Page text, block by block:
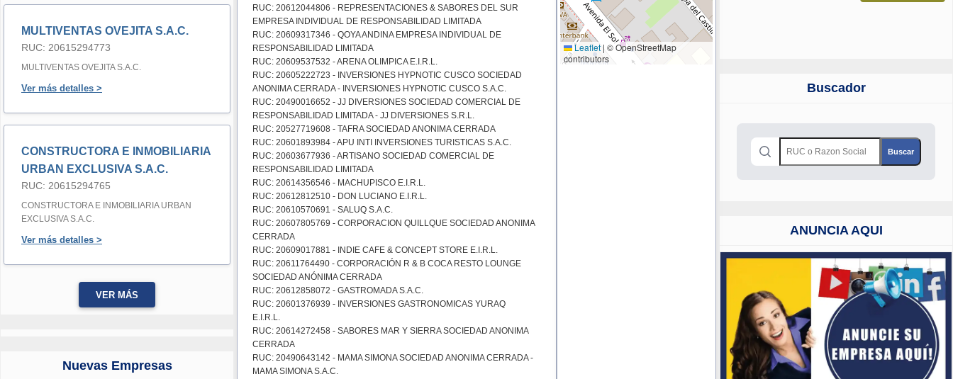
MULTIVENTAS OVEJITA S.A.C.
RUC: 20615294773
MULTIVENTAS OVEJITA S.A.C.
Ver más detalles >
CONSTRUCTORA E INMOBILIARIA
URBAN EXCLUSIVA S.A.C.
RUC: 20615294765
CONSTRUCTORA E INMOBILIARIA URBAN
EXCLUSIVA S.A.C.
Ver más detalles >
VER MÁS
Nuevas Empresas
RUC: 20612044806 - REPRESENTACIONES & SABORES DEL SUR
EMPRESA INDIVIDUAL DE RESPONSABILIDAD LIMITADA
RUC: 20609317346 - QOYA ANDINA EMPRESA INDIVIDUAL DE
RESPONSABILIDAD LIMITADA
RUC: 20609537532 - ARENA OLIMPICA E.I.R.L.
RUC: 20605222723 - INVERSIONES HYPNOTIC CUSCO SOCIEDAD
ANONIMA CERRADA - INVERSIONES HYPNOTIC CUSCO S.A.C.
RUC: 20490016652 - JJ DIVERSIONES SOCIEDAD COMERCIAL DE
RESPONSABILIDAD LIMITADA - JJ DIVERSIONES S.R.L.
RUC: 20527719608 - TAFRA SOCIEDAD ANONIMA CERRADA
RUC: 20601893984 - APU INTI INVERSIONES TURISTICAS S.A.C.
RUC: 20603677936 - ARTISANO SOCIEDAD COMERCIAL DE
RESPONSABILIDAD LIMITADA
RUC: 20614356546 - MACHUPISCO E.I.R.L.
RUC: 20612812510 - DON LUCIANO E.I.R.L.
RUC: 20610570691 - SALUQ S.A.C.
RUC: 20607805769 - CORPORACION QUILLQUE SOCIEDAD ANONIMA
CERRADA
RUC: 20609017881 - INDIE CAFE & CONCEPT STORE E.I.R.L.
RUC: 20611764490 - CORPORACIÓN R & B COCA RESTO LOUNGE
SOCIEDAD ANÓNIMA CERRADA
RUC: 20612858072 - GASTROMADA S.A.C.
RUC: 20601376939 - INVERSIONES GASTRONOMICAS YURAQ
E.I.R.L.
RUC: 20614272458 - SABORES MAR Y SIERRA SOCIEDAD ANONIMA
CERRADA
RUC: 20490643142 - MAMA SIMONA SOCIEDAD ANONIMA CERRADA -
MAMA SIMONA S.A.C.
Leaflet | © OpenStreetMap
contributors
Buscador
ANUNCIA AQUI